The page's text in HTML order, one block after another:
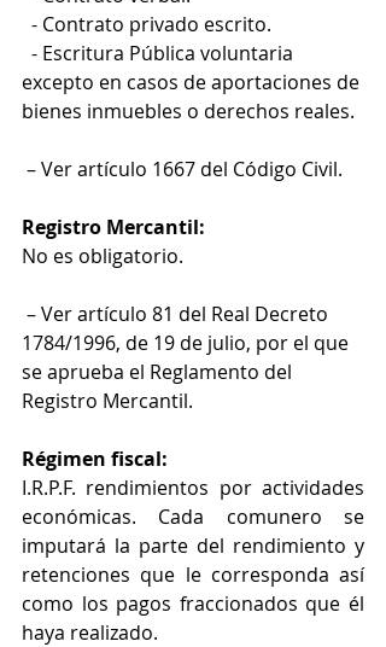
  - Contrato privado escrito.
excepto en casos de aportaciones de
bienes inmuebles o derechos reales.
– Ver artículo 1667 del Código Civil.
Registro Mercantil:
No es obligatorio.
1784/1996, de 19 de julio, por el que
se aprueba el Reglamento del
Registro Mercantil.
Régimen fiscal:
I.R.P.F. rendimientos por actividades
económicas. Cada comunero se
imputará la parte del rendimiento y
retenciones que le corresponda así
como los pagos fraccionados que él
haya realizado.